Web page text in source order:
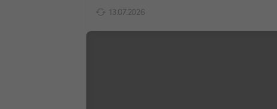
13.07.2026